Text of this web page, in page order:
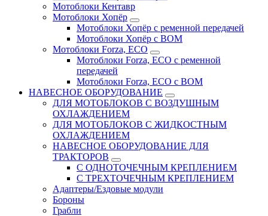
Мотоблоки Кентавр
Мотоблоки Хопёр
Мотоблоки Хопёр с ременной передачей
Мотоблоки Хопёр с ВОМ
Мотоблоки Forza, ECO
Мотоблоки Forza, ЕСО с ременной
передачей
Мотоблоки Forza, ЕСО с ВОМ
НАВЕСНОЕ ОБОРУДОВАНИЕ
ДЛЯ МОТОБЛОКОВ С ВОЗДУШНЫМ
ОХЛАЖДЕНИЕМ
ДЛЯ МОТОБЛОКОВ С ЖИДКОСТНЫМ
ОХЛАЖДЕНИЕМ
НАВЕСНОЕ ОБОРУДОВАНИЕ ДЛЯ
ТРАКТОРОВ
С ОДНОТОЧЕЧНЫМ КРЕПЛЕНИЕМ
С ТРЕХТОЧЕЧНЫМ КРЕПЛЕНИЕМ
Адаптеры/Ездовые модули
Бороны
Грабли